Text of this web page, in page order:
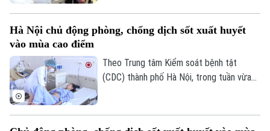
“Giải pháp nâng cao thị lực trong thời đại
Hà Nội chủ động phòng, chống dịch sốt xuất huyết
vào mùa cao điểm
Theo Trung tâm Kiểm soát bệnh tật
(CDC) thành phố Hà Nội, trong tuần vừa